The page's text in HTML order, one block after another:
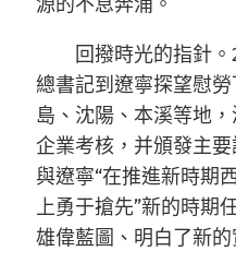
回撥時光的指針
總書記到遼寧探望慰
島、沈陽、本溪等地
企業考核，并頒發主
與遼寧“在推進新時期
上勇于搶先”新的時期
雄偉藍圖、明白了新的